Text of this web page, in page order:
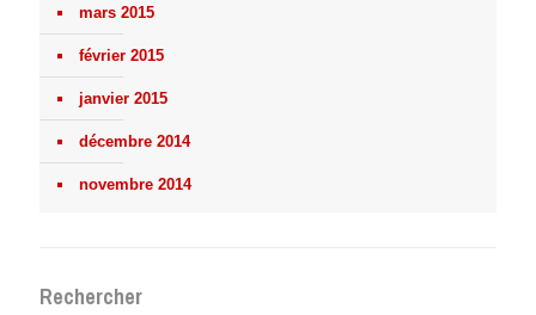
mars 2015
février 2015
janvier 2015
décembre 2014
novembre 2014
Rechercher